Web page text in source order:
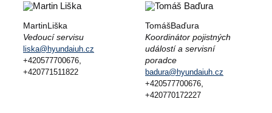
MartinLiška
Vedoucí servisu
liska@hyundaiuh.cz
+420577700676
+420771511822
TomášBaďura
Koordinátor pojistných
událostí a servisní
poradce
badura@hyundaiuh.cz
+420577700676
+420770172227